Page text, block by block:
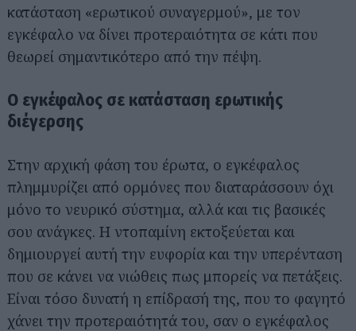
κατάσταση «ερωτικού συναγερμού», με τον
εγκέφαλο να δίνει προτεραιότητα σε κάτι που
θεωρεί σημαντικότερο από την πέψη.
Ο εγκέφαλος σε κατάσταση ερωτικής
διέγερσης
Στην αρχική φάση του έρωτα, ο εγκέφαλος
πλημμυρίζει από ορμόνες που διαταράσσουν όχι
μόνο το νευρικό σύστημα, αλλά και τις βασικές
σου ανάγκες. Η ντοπαμίνη εκτοξεύεται και
δημιουργεί αυτή την ευφορία και την υπερένταση
που σε κάνει να νιώθεις πως μπορείς να πετάξεις.
Είναι τόσο δυνατή η επίδρασή της, που το φαγητό
χάνει την προτεραιότητά του, σαν ο εγκέφαλος